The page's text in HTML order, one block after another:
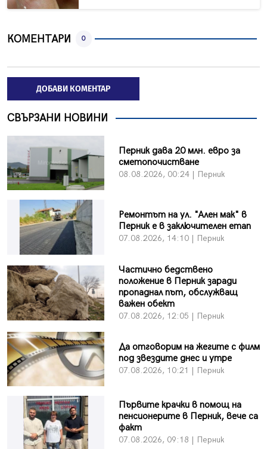
КОМЕНТАРИ 0
ДОБАВИ КОМЕНТАР
СВЪРЗАНИ НОВИНИ
Перник дава 20 млн. евро за
сметопочистване
08.08.2026, 00:24 | Перник
Ремонтът на ул. "Ален мак" в
Перник е в заключителен етап
07.08.2026, 14:10 | Перник
Частично бедствено
положение в Перник заради
пропаднал път, обслужващ
важен обект
07.08.2026, 12:05 | Перник
Да отговорим на жегите с филм
под звездите днес и утре
07.08.2026, 10:21 | Перник
Първите крачки в помощ на
пенсионерите в Перник, вече са
факт
07.08.2026, 09:18 | Перник